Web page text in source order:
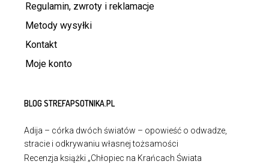
Regulamin, zwroty i reklamacje
Metody wysyłki
Kontakt
Moje konto
BLOG STREFAPSOTNIKA.PL
Adija – córka dwóch światów – opowieść o odwadze,
stracie i odkrywaniu własnej tożsamości
Recenzja książki „Chłopiec na Krańcach Świata